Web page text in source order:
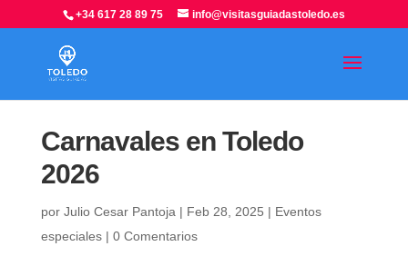
+34 617 28 89 75 info@visitasguiadastoledo.es
Carnavales en Toledo
2026
por Julio Cesar Pantoja | Feb 28, 2025 | Eventos
especiales| 0 Comentarios